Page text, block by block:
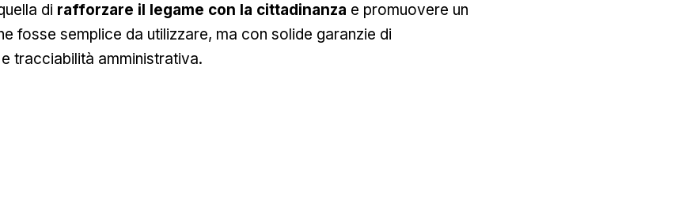
di rafforzare il legame con la cittadinanza e promuovere un
fosse semplice da utilizzare, ma con solide garanzie di
tracciabilità amministrativa.